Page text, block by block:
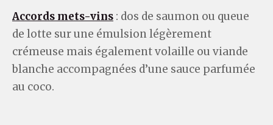
Accords mets-vins : dos de saumon ou queue
de lotte sur une émulsion légèrement
crémeuse mais également volaille ou viande
blanche accompagnées d’une sauce parfumée
au coco.